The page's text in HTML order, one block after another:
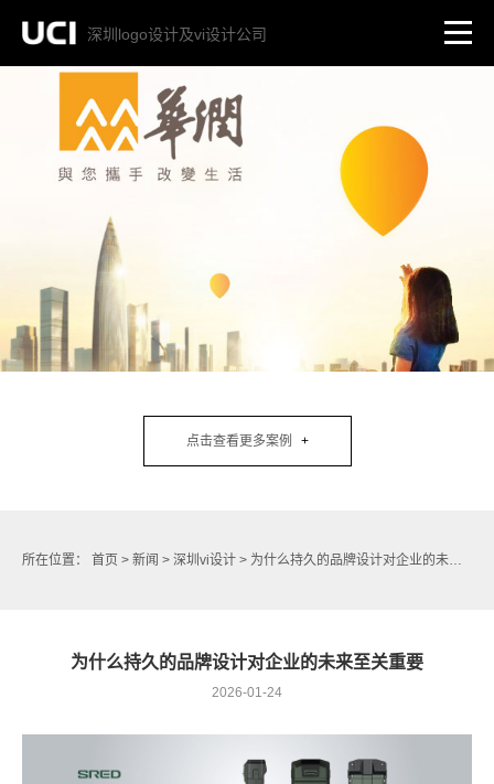
深圳logo设计及vi设计公司
点击查看更多案例
所在位置： 首页 > 新闻 > 深圳vi设计 > 为什么持久的品牌设计对企业的未来至关重要
为什么持久的品牌设计对企业的未来至关重要
2026-01-24